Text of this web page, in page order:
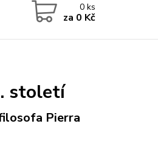
0ks
za 0 Kč
století
Pierra